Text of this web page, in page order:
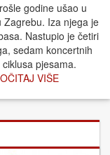
godine ušao u
Zagrebu. Iza njega je
Nastupio je četiri
sedam koncertnih
pjesama.
VIŠE